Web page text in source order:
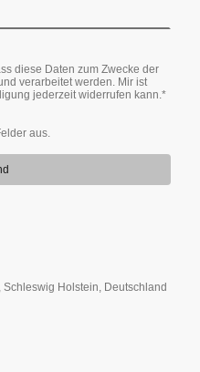
diese Daten zum Zwecke der
verarbeitet werden. Mir ist
jederzeit widerrufen kann. *
aus.
Holstein, Deutschland